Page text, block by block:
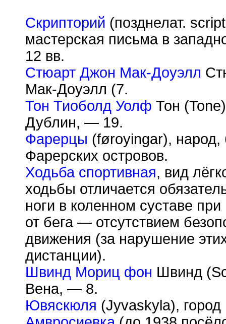
Скрипторий (позднелат.
мастерская письма в
12 вв.
Стюарт Джон Мак-Доуэлл
Мак-Доуэлл (7.
Тон Тиоболд Уолф Тон
Дублин, — 19.
Фарерцы (førоyingar),
Фарерских островов.
Ходьба спортивная, вид
ходьбы отличается
ноги в коленном суставе
от бега — отсутствием
движения (за нарушение
дистанции).
Швинд Мориц фон Швинд
Вена, — 8.
Ювяскюля (Jyvaskyla),